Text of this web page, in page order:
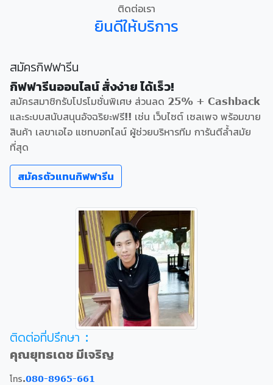
ติดต่อเรา
ยินดีให้บริการ
สมัครกิฟฟารีน
กิฟฟารีนออนไลน์ สั่งง่าย ได้เร็ว!
สมัครสมาชิกรับโปรโมชั่นพิเศษ ส่วนลด 25% + Cashback
และระบบสนับสนุนอัจฉริยะฟรี!! เช่น เว็บไซต์ เซลเพจ พร้อมขาย
สินค้า เลขาเอไอ แชทบอทไลน์ ผู้ช่วยบริหารทีม การันตีล้ำสมัย
ที่สุด
สมัครตัวแทนกิฟฟารีน
ติดต่อที่ปรึกษา :
คุณยุทธเดช มีเจริญ
โทร.080-8965-661